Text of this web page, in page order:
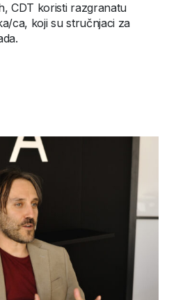
CDT koristi razgranatu
ca, koji su stručnjaci za